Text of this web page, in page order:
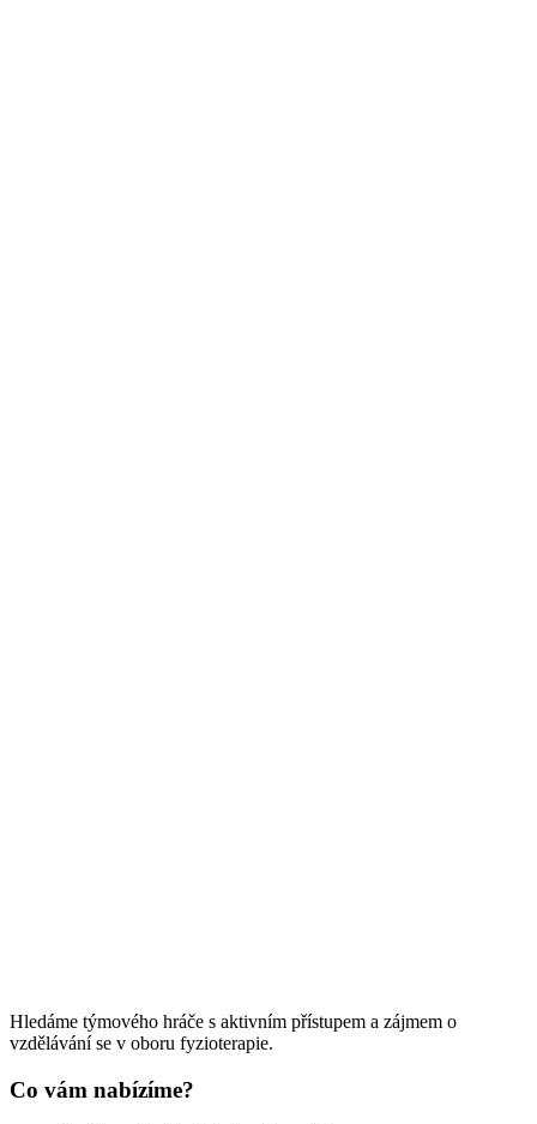
Hledáme týmového hráče s aktivním přístupem a zájmem o
vzdělávání se v oboru fyzioterapie.
Co vám nabízíme?